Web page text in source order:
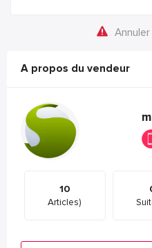
A propos du vendeur
10
Articles)